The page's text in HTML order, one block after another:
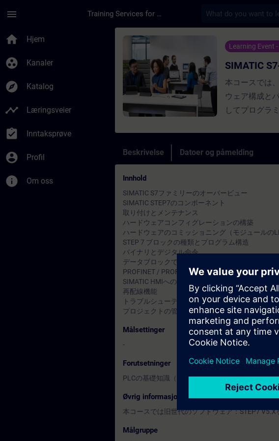
menu Training Services for Digital Industries
home Hjem
group_work Kanaler
explore Katalog
timeline Læringsveier
assignment_turned_in Inntaksprøve
account_circle Profil
info Om oss
Kurs - SIMATIC S7-300/400サ
Learning Event
SIMATIC
本コースでは
ウェア構成と
してプログラ
ようになりま
ュールの交換
Beskrivelse Datoer og påmelding
Innhold
SIMATIC S7ファミリーのオーバービュー
SIMATIC STEP7のコンポーネント
取り付けとメンテナンス
ハードウェアコンフィグレーションの構築
ハードウェアのコミッショニング（モジュールの
STEP 7 ブロックの種類とプログラム構造
バイナリとデジタル命令
データブロックでのデータ管理
PROFINET / PROFIBUS DP リモートI/Oの構築
SIMATIC HMIへのWinCC flexibleからのデータ転送
再配線機能
トラブルシューティング、診断
プロジェクトの管理（圧縮、解凍、削除等）
Målsettinger
-
Forutsetninger
PLCの基礎知識（他社製PLCの経験など）を有す
Øvrig informasjon
本コースでは旧世代のソフトウェア：STEP7 V5.X
Målgruppe